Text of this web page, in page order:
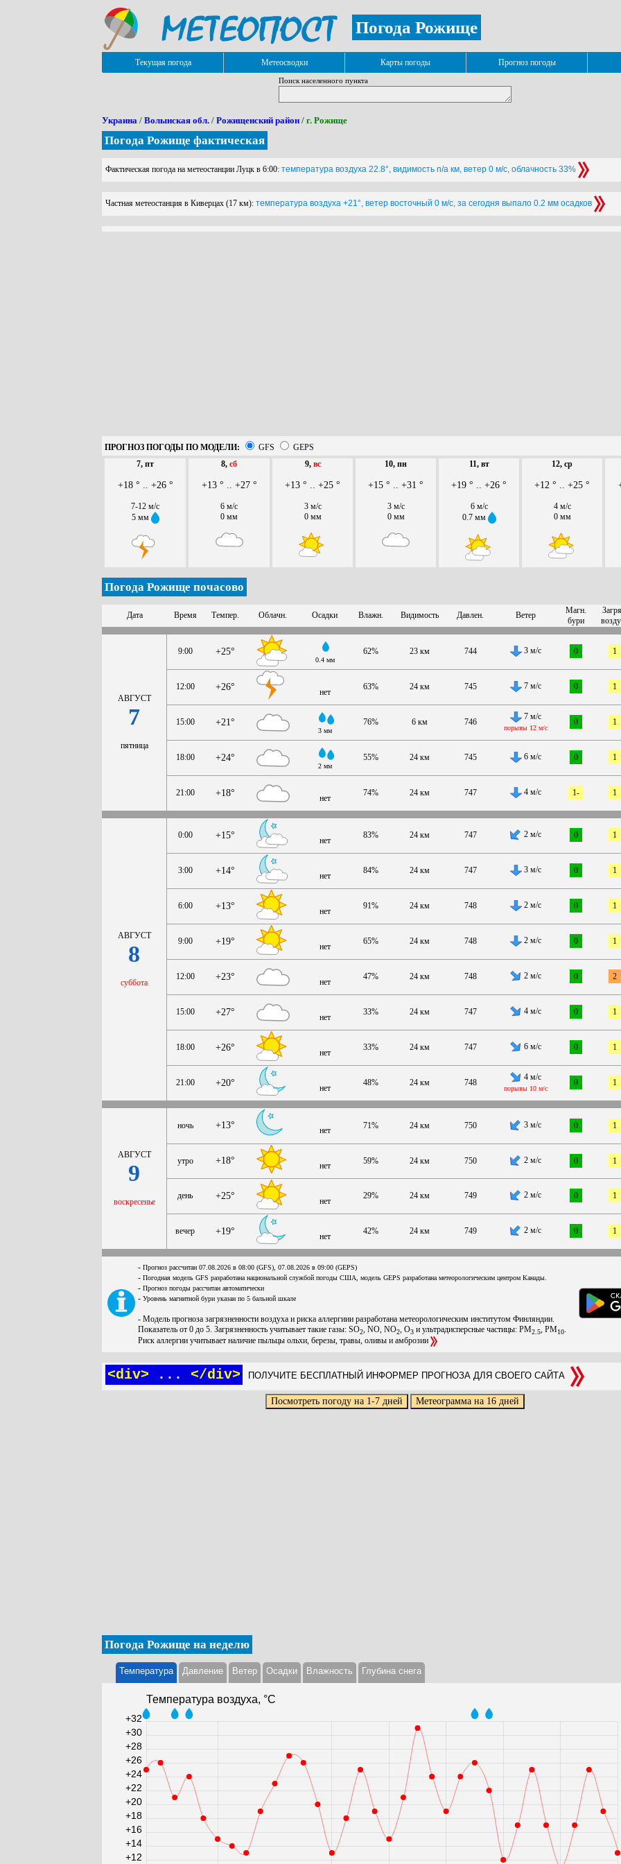
Погода Рожище
Текущая погода Метеосводки Карты погоды Прогноз погоды
Поиск населенного пункта
Украина / Волынская обл. / Рожищенский район / г. Рожище
Погода Рожище фактическая
Фактическая погода на метеостанции Луцк в 6:00: температура воздуха 22.8°, видимость n/a км, ветер 0 м/с, облачность 33%
Частная метеостанция в Киверцах (17 км): температура воздуха +21°, ветер восточный 0 м/с, за сегодня выпало 0.2 мм осадков
ПРОГНОЗ ПОГОДЫ ПО МОДЕЛИ: GFS
GEPS
7, пт
+18 ° .. +26 °
7-12 м/с
5 мм
8, сб
+13 ° .. +27 °
6 м/с
0 мм
9, вс
+13 ° .. +25 °
3 м/с
0 мм
10, пн
+15 ° .. +31 °
3 м/с
0 мм
11, вт
+19 ° .. +26 °
6 м/с
0.7 мм
12, ср
+12 ° .. +25 °
4 м/с
0 мм
Погода Рожище почасово
Дата Время Темпер. Облачн. Осадки Влажн. Видимость Давлен. Ветер
Магн.
бури
АВГУСТ
7
пятница
9:00 +25°
0.4 мм
62% 23 км 744 3 м/с 0 1
12:00 +26° нет
63% 24 км 745 7 м/с 0 1
15:00 +21°
3 мм
76% 6 км 746
7 м/с
порывы 12 м/с
0 1
18:00 +24°
2 мм
55% 24 км 745 6 м/с 0 1
21:00 +18° нет
74% 24 км 747 4 м/с 1- 1
АВГУСТ
8
суббота
0:00 +15° нет
83% 24 км 747 2 м/с 0 1
3:00 +14° нет
84% 24 км 747 3 м/с 0 1
6:00 +13° нет
91% 24 км 748 2 м/с 0 1
9:00 +19° нет
65% 24 км 748 2 м/с 0 1
12:00 +23° нет
47% 24 км 748 2 м/с 0 2
15:00 +27° нет
33% 24 км 747 4 м/с 0 1
18:00 +26° нет
33% 24 км 747 6 м/с 0 1
21:00 +20° нет
48% 24 км 748
4 м/с
порывы 10 м/с
0 1
АВГУСТ
9
воскресенье
ночь +13° нет 71% 24 км 750 3 м/с 0 1
утро +18° нет 59% 24 км 750 2 м/с 0 1
день +25° нет
29% 24 км 749 2 м/с 0 1
вечер +19° нет
42% 24 км 749 2 м/с 0 1
- Прогноз рассчитан 07.08.2026 в 08:00 (GFS), 07.08.2026 в 09:00 (GEPS)
- Погодная модель GFS разработана национальной службой погоды США, модель GEPS разработана метеорологическим центром Канады.
- Прогноз погоды рассчитан автоматически
- Уровень магнитной бури указан по 5 бальной шкале
- Модель прогноза загрязненности воздуха и риска аллергиии разработана метеорологическим институтом Финляндии.
Показатель от 0 до 5. Загрязненность учитывает такие газы: SO2 , NO, NO2 , O3 и ультрадисперсные частицы: PM2.5 , PM10
Риск аллергии учитывает наличие пыльцы ольхи, березы, травы, оливы и амброзии
<div> ... </div> ПОЛУЧИТЕ БЕСПЛАТНЫЙ ИНФОРМЕР ПРОГНОЗА ДЛЯ СВОЕГО САЙТА
Погода Рожище на неделю
Температура Давление Ветер Осадки Влажность Глубина снега
Температура воздуха, °С
+12
+14
+16
+18
+20
+22
+24
+26
+28
+30
+32